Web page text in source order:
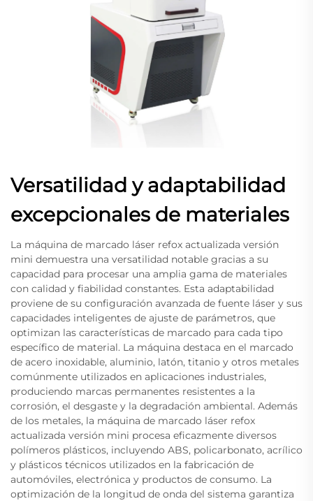
Versatilidad y adaptabilidad
excepcionales de materiales
La máquina de marcado láser refox actualizada versión
mini demuestra una versatilidad notable gracias a su
capacidad para procesar una amplia gama de materiales
con calidad y fiabilidad constantes. Esta adaptabilidad
proviene de su configuración avanzada de fuente láser y sus
capacidades inteligentes de ajuste de parámetros, que
optimizan las características de marcado para cada tipo
específico de material. La máquina destaca en el marcado
de acero inoxidable, aluminio, latón, titanio y otros metales
comúnmente utilizados en aplicaciones industriales,
produciendo marcas permanentes resistentes a la
corrosión, el desgaste y la degradación ambiental. Además
de los metales, la máquina de marcado láser refox
actualizada versión mini procesa eficazmente diversos
polímeros plásticos, incluyendo ABS, policarbonato, acrílico
y plásticos técnicos utilizados en la fabricación de
automóviles, electrónica y productos de consumo. La
optimización de la longitud de onda del sistema garantiza